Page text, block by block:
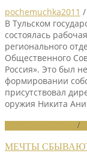
pochemuchka2011 /
В Тульском
состоялась
регионального
Общественного
Россия». Это был
формировании
присутствовал
оружия Никита
/
МЕЧТЫ